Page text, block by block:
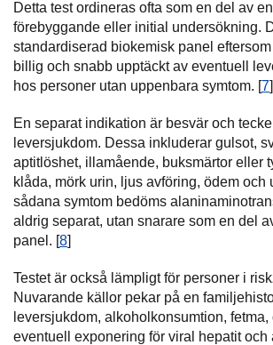
Detta test ordineras ofta som en del av
förebyggande eller initial undersökning.
standardiserad biokemisk panel
billig och snabb upptäckt av eventuell
hos personer utan uppenbara symtom. [7]
En separat indikation är besvär och
leversjukdom. Dessa inkluderar gulsot,
aptitlöshet, illamående, buksmärtor eller
klåda, mörk urin, ljus avföring, ödem och
sådana symtom bedöms
aldrig separat, utan snarare som en del
panel. [8]
Testet är också lämpligt för personer i
Nuvarande källor pekar på en
leversjukdom, alkoholkonsumtion, fetma,
eventuell exponering för viral hepatit och